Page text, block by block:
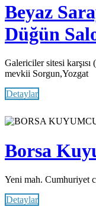
Beyaz
Düğün
Galericiler sitesi
mevkii Sorgun,Yozgat
Detaylar
Borsa
Yeni mah. Cumhuriyet
Detaylar